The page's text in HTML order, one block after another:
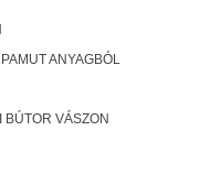
ANYAGBÓL
BÚTOR VÁSZON